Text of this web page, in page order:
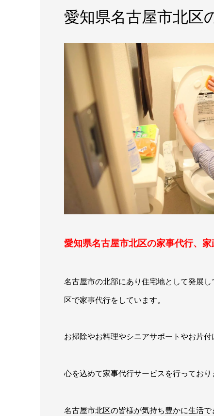
愛知県名古屋市北区
愛知県名古屋市北区の家事代行、
名古屋市の北部にあり住宅地として発展
区で家事代行をしています。
お掃除やお料理やシニアサポートやお片
心を込めて家事代行サービスを行っており
名古屋市北区の皆様が気持ち豊かに生活